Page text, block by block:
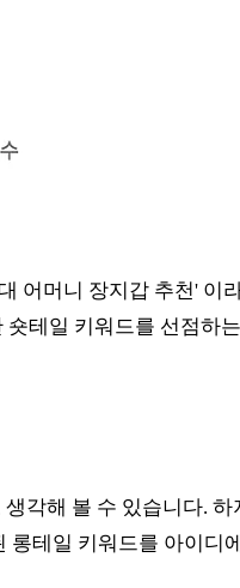
어머니 장지갑 추천' 이
테일 키워드를 선점하
각해 볼 수 있습니다. 하
테일 키워드를 아이디